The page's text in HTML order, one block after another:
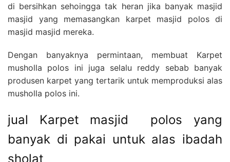
di bersihkan sehoingga tak heran jika banyak masjid
masjid yang memasangkan karpet masjid polos di
masjid masjid mereka.
Dengan banyaknya permintaan, membuat Karpet
musholla polos ini juga selalu reddy sebab banyak
produsen karpet yang tertarik untuk memproduksi alas
musholla polos ini.
jual Karpet masjid polos yang
banyak di pakai untuk alas ibadah
sholat